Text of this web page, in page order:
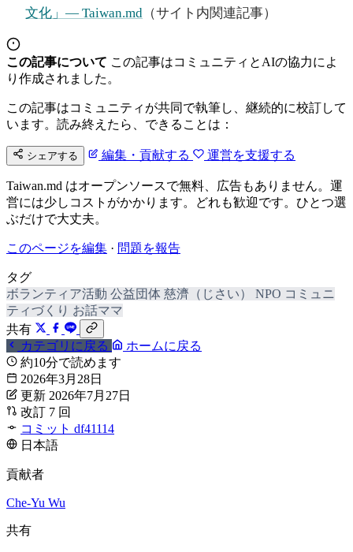
文化」— Taiwan.md （サイト内関連記事）
この記事について この記事はコミュニティとAIの協力によ
り作成されました。
この記事はコミュニティが共同で執筆し、継続的に校訂して
います。読み終えたら、できることは：
シェアする 編集・貢献する 運営を支援する
Taiwan.md はオープンソースで無料、広告もありません。運
営には少しコストがかかります。どれも歓迎です。ひとつ選
ぶだけで大丈夫。
このページを編集 · 問題を報告
タグ
ボランティア活動 公益団体 慈濟（じさい） NPO コミュニ
ティづくり お話ママ
共有
カテゴリに戻る
ホームに戻る
約10分で読めます
2026年3月28日
更新 2026年7月27日
改訂 7 回
コミット df41114
日本語
貢献者
Che-Yu Wu
共有